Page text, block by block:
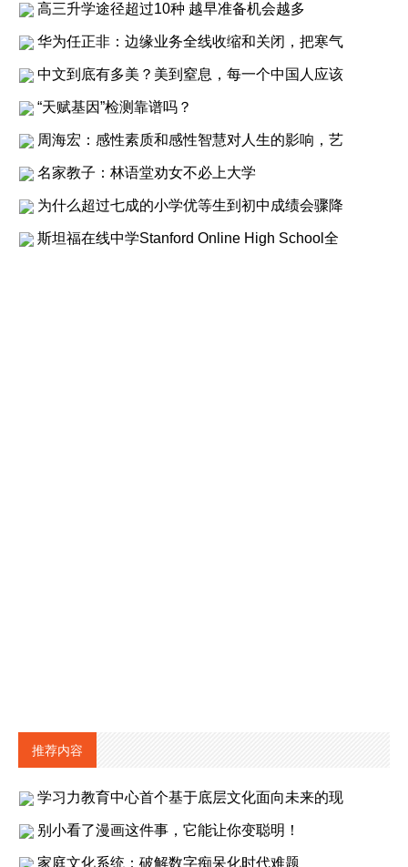
高三升学途径超过10种 越早准备机会越多
华为任正非：边缘业务全线收缩和关闭，把寒气
中文到底有多美？美到窒息，每一个中国人应该
“天赋基因”检测靠谱吗？
周海宏：感性素质和感性智慧对人生的影响，艺
名家教子：林语堂劝女不必上大学
为什么超过七成的小学优等生到初中成绩会骤降
斯坦福在线中学Stanford Online High School全
推荐内容
学习力教育中心首个基于底层文化面向未来的现
别小看了漫画这件事，它能让你变聪明！
家庭文化系统：破解数字痴呆化时代难题